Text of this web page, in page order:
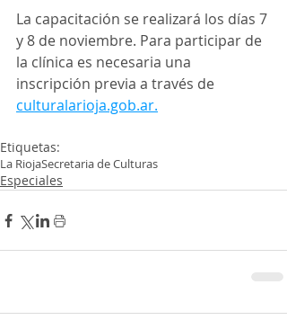
La capacitación se realizará los días 7
y 8 de noviembre. Para participar de
la clínica es necesaria una
inscripción previa a través de
culturalarioja.gob.ar.
Etiquetas:
La RiojaSecretaria de Culturas
Especiales